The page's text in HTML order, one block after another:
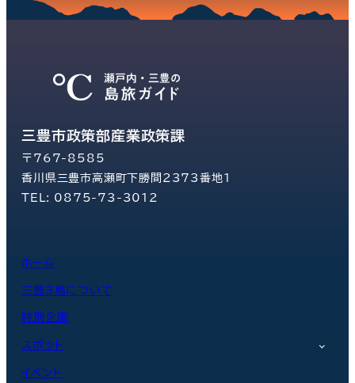
三豊市政策部産業政策課
〒767-8585
香川県三豊市高瀬町下勝間2373番地1
TEL: 0875-73-3012
ホーム
三豊3島について
特別企画
スポット
イベント